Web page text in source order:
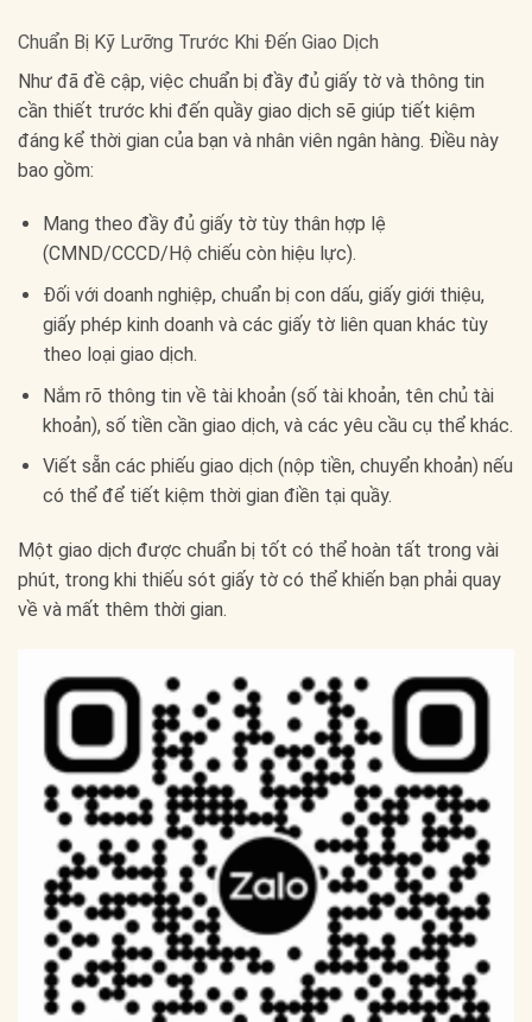
Chuẩn Bị Kỹ Lưỡng Trước Khi Đến Giao Dịch
Như đã đề cập, việc chuẩn bị đầy đủ giấy tờ và thông tin
cần thiết trước khi đến quầy giao dịch sẽ giúp tiết kiệm
đáng kể thời gian của bạn và nhân viên ngân hàng. Điều này
bao gồm:
Mang theo đầy đủ giấy tờ tùy thân hợp lệ
(CMND/CCCD/Hộ chiếu còn hiệu lực).
Đối với doanh nghiệp, chuẩn bị con dấu, giấy giới thiệu,
giấy phép kinh doanh và các giấy tờ liên quan khác tùy
theo loại giao dịch.
Nắm rõ thông tin về tài khoản (số tài khoản, tên chủ tài
khoản), số tiền cần giao dịch, và các yêu cầu cụ thể khác.
Viết sẵn các phiếu giao dịch (nộp tiền, chuyển khoản) nếu
có thể để tiết kiệm thời gian điền tại quầy.
Một giao dịch được chuẩn bị tốt có thể hoàn tất trong vài
phút, trong khi thiếu sót giấy tờ có thể khiến bạn phải quay
về và mất thêm thời gian.